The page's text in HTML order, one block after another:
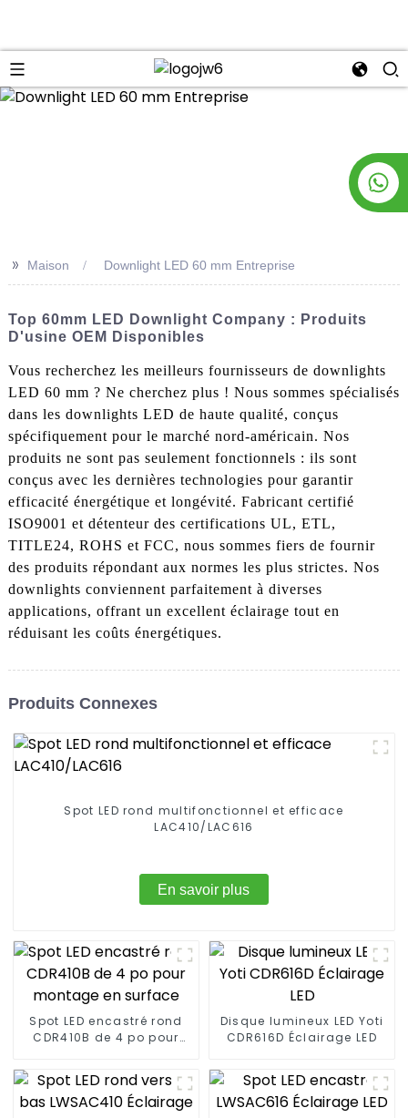
>> Maison Downlight LED 60 mm Entreprise
Top 60mm LED Downlight Company : Produits
D'usine OEM Disponibles
Vous recherchez les meilleurs fournisseurs de downlights
LED 60 mm ? Ne cherchez plus ! Nous sommes spécialisés
dans les downlights LED de haute qualité, conçus
spécifiquement pour le marché nord-américain. Nos
produits ne sont pas seulement fonctionnels : ils sont
conçus avec les dernières technologies pour garantir
efficacité énergétique et longévité. Fabricant certifié
ISO9001 et détenteur des certifications UL, ETL,
TITLE24, ROHS et FCC, nous sommes fiers de fournir
des produits répondant aux normes les plus strictes. Nos
downlights conviennent parfaitement à diverses
applications, offrant un excellent éclairage tout en
réduisant les coûts énergétiques.
Produits Connexes
Spot LED rond multifonctionnel et efficace
LAC410/LAC616
En savoir plus
Spot LED encastré rond
CDR410B de 4 po pour
Disque lumineux LED Yoti
CDR616D Éclairage LED